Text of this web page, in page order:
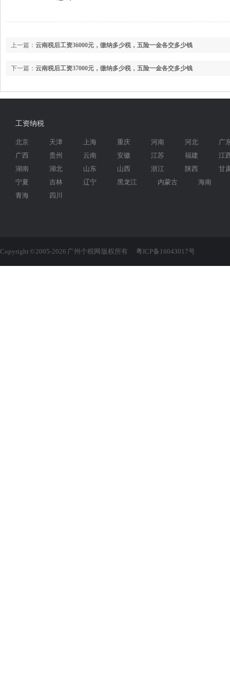
上一篇： 云南税后工资36000元，缴纳多少税，五险一金各交多少钱
下一篇： 云南税后工资37000元，缴纳多少税，五险一金各交多少钱
工资纳税
北京 天津 上海 重庆 河南 河北
广
广西
贵州 云南 安徽 江苏 福建
江
湖南
湖北 山东 山西 浙江 陕西
甘
宁夏
吉林 辽宁 黑龙江 内蒙古
海南
青海
四川
Copyright © 2005-2026 广州个税网 版权所有 粤ICP备16043017号